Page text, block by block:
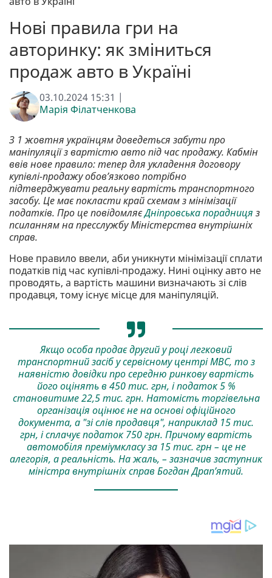
Нові правила гри на
авторинку: як зміниться
продаж авто в Україні
03.10.2024 15:31 |
Марія Філатченкова
З 1 жовтня українцям доведеться забути про
маніпуляції з вартістю авто під час продажу. Кабмін
ввів нове правило: тепер для укладення договору
купівлі-продажу обов’язково потрібно
підтверджувати реальну вартість транспортного
засобу. Це має покласти край схемам з мінімізації
податків. Про це повідомляєДніпровська порадниця з
псиланням на пресслужбу Міністерства внутрішніх
справ.
Нове правило ввели, аби уникнути мінімізації сплати
податків під час купівлі-продажу. Нині оцінку авто не
проводять, а вартість машини визначають зі слів
продавця, тому існує місце для маніпуляцій.
Якщо особа продає другий у році легковий
транспортний засіб у сервісному центрі МВС, то з
наявністю довідки про середню ринкову вартість
його оцінять в 450 тис. грн, і податок 5 %
становитиме 22,5 тис. грн. Натомість торгівельна
організація оцінює не на основі офіційного
документа, а "зі слів продавця", наприклад 15 тис.
грн, і сплачує податок 750 грн. Причому вартість
автомобіля преміумкласу за 15 тис. грн – це не
алегорія, а реальність. На жаль, – зазначив заступник
міністра внутрішніх справ Богдан Драп’ятий.